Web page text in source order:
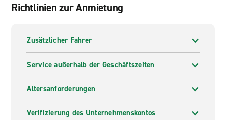
Richtlinien zur Anmietung
Zusätzlicher Fahrer
Service außerhalb der Geschäftszeiten
Altersanforderungen
Verifizierung des Unternehmenskontos